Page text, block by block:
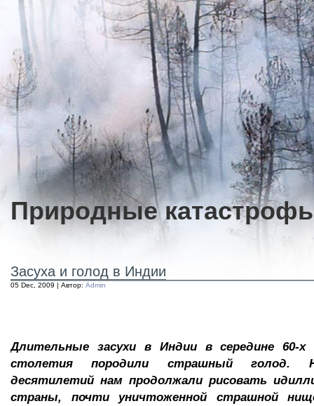
Природные
Засуха и голод в Индии
05 Dec, 2009 | Автор: Admin
Длительные засухи в Индии в середине 60-х
столетия породили страшный голод.
десятилетий нам продолжали рисовать
страны, почти уничтоженной страшной